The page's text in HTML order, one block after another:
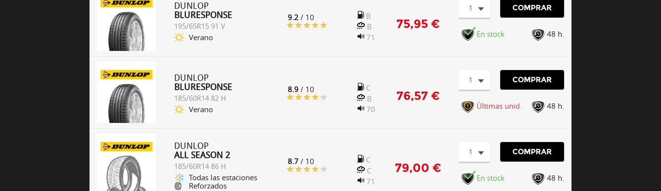
DUNLOP
BLURESPONSE
195/65R15 91 V
Verano
9.2 / 10
B
B
71
75,95 €
1 COMPRAR
En stock 48 h.
DUNLOP
BLURESPONSE
185/60R14 82 H
Verano
8.9 / 10
C
B
70
76,57 €
1 COMPRAR
Últimas unid. 48 h.
DUNLOP
ALL SEASON 2
185/60R14 86 H
Todas las estaciones
Reforzados
8.7 / 10
C
C
71
79,00 €
1 COMPRAR
En stock 48 h.